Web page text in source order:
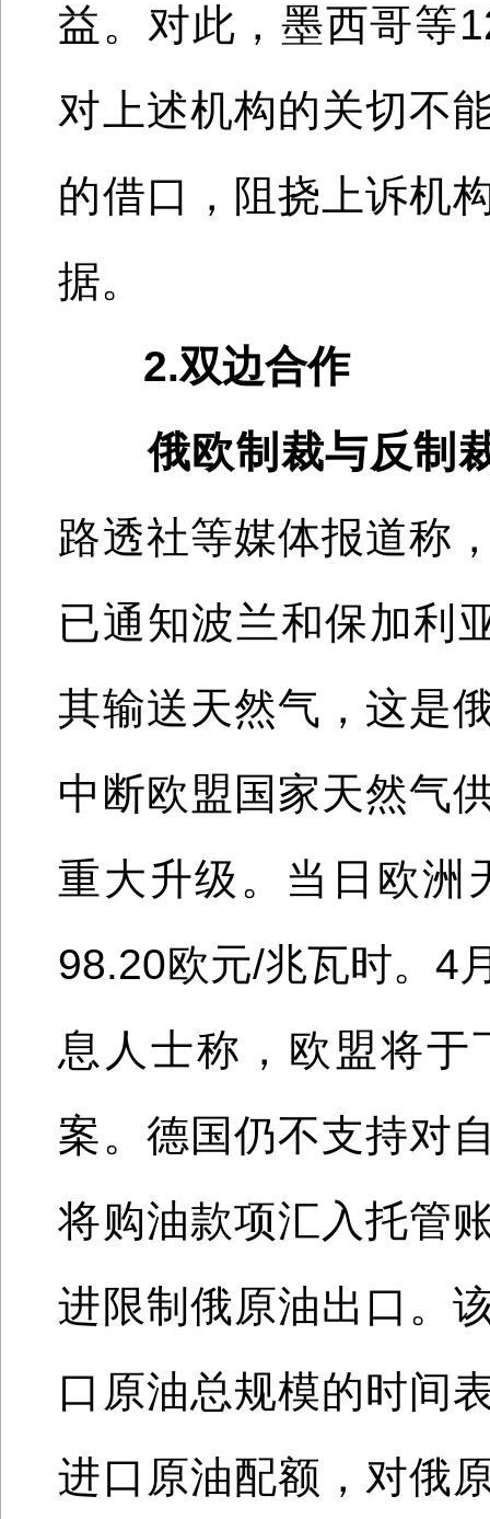
益。对此，墨西哥等
对上述机构的关切不
的借口，阻挠上诉机
据。
2.双边合作
俄欧制裁与反制
路透社等媒体报道称
已通知波兰和保加利
其输送天然气，这是
中断欧盟国家天然气
重大升级。当日欧洲
98.20欧元/兆瓦时。4
息人士称，欧盟将
案。德国仍不支持对
将购油款项汇入托管
进限制俄原油出口。
口原油总规模的时间
进口原油配额，对俄